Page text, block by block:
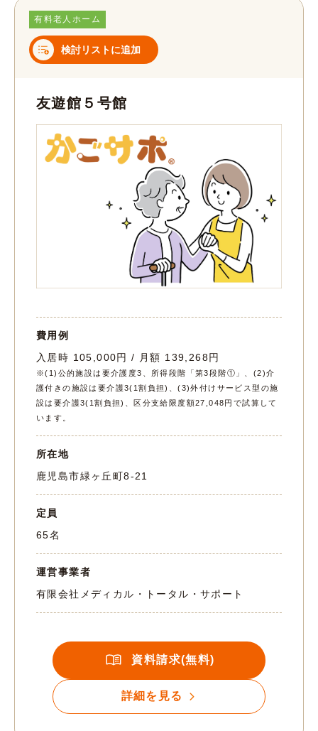
有料老人ホーム
検討リストに追加
友遊館５号館
費用例
入居時 105,000円 / 月額 139,268円
※(1)公的施設は要介護度3、所得段階「第3段階①」、(2)介
護付きの施設は要介護3(1割負担)、(3)外付けサービス型の施
設は要介護3(1割負担)、区分支給限度額27,048円で試算して
います。
所在地
鹿児島市緑ヶ丘町8-21
定員
65名
運営事業者
有限会社メディカル・トータル・サポート
資料請求(無料)
詳細を見る